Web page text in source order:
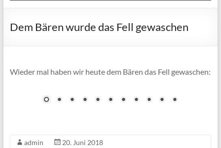
Dem Bären wurde das Fell gewaschen
Wieder mal haben wir heute dem Bären das Fell gewaschen:
admin
20. Juni 2018